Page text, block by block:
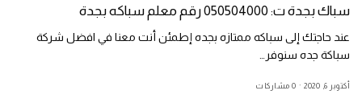
سباك بجدة ت: 050504000 رقم معلم سباكه بجدة
عند حاجتك إلى سباكه ممتازه بجده إطمئن أنت معنا في افضل شركة
سباكة جده سنوفر…
أكتوبر 6, 2020 0 مشاركات